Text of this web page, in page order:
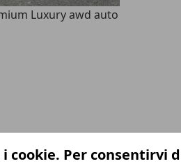
Luxury awd auto
cookie. Per consentirvi